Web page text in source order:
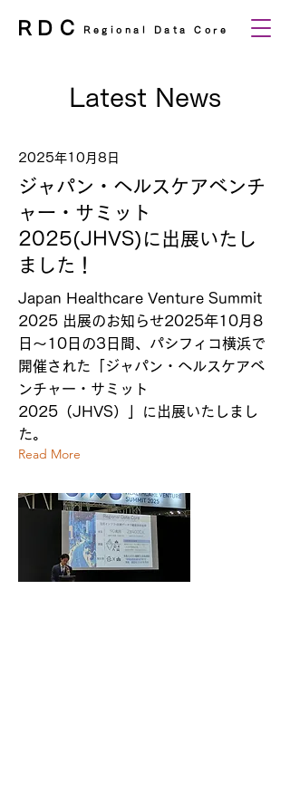
Regional Data Core
RDC
Latest News
2025年10月8日
ジャパン・ヘルスケアベンチ
ャー・サミット
2025(JHVS)に出展いたし
ました！
Japan Healthcare Venture Summit
2025 出展のお知らせ2025年10月8
日～10日の3日間、パシフィコ横浜で
開催された「ジャパン・ヘルスケアベ
ンチャー・サミット
2025（JHVS）」に出展いたしまし
た。
Read More